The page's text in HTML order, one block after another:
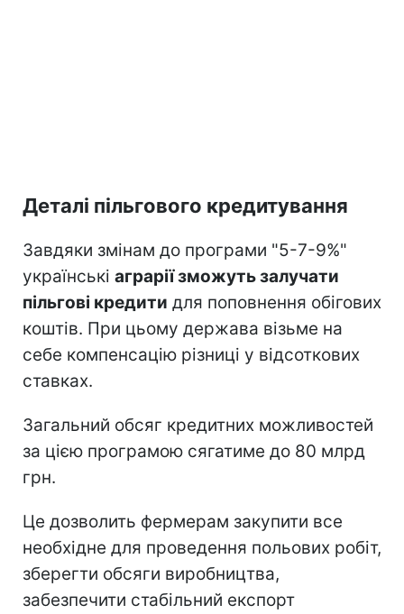
Деталі пільгового кредитування
Завдяки змінам до програми "5-7-9%"
українські аграрії зможуть залучати
пільгові кредити для поповнення обігових
коштів. При цьому держава візьме на
себе компенсацію різниці у відсоткових
ставках.
Загальний обсяг кредитних можливостей
за цією програмою сягатиме до 80 млрд
грн.
Це дозволить фермерам закупити все
необхідне для проведення польових робіт,
зберегти обсяги виробництва,
забезпечити стабільний експорт